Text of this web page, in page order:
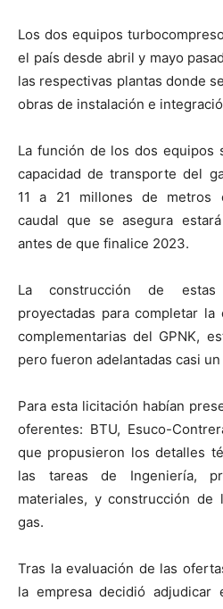
Los dos equipos
el país desde abril y mayo
las respectivas plantas donde
obras de instalación e
La función de los dos equipos
capacidad de transporte del
11 a 21 millones de metros
caudal que se asegura
antes de que finalice 2023.
La construcción de estas
proyectadas para completar
complementarias del GPNK,
pero fueron adelantadas casi un
Para esta licitación habían
oferentes: BTU, Esuco-
que propusieron los detalles
las tareas de Ingeniería,
materiales, y construcción de
gas.
Tras la evaluación de las
la empresa decidió